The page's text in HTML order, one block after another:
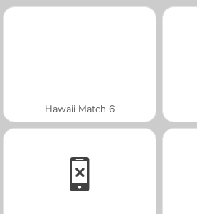
Hawaii Match 6